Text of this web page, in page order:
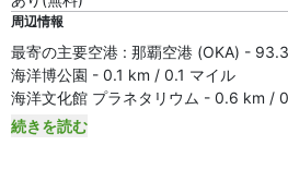
周辺情報
最寄の主要空港 : 那覇空港 (OKA) -
海洋博公園 - 0.1 km / 0.1 マイル
海洋文化館 プラネタリウム - 0.6 km /
続きを読む